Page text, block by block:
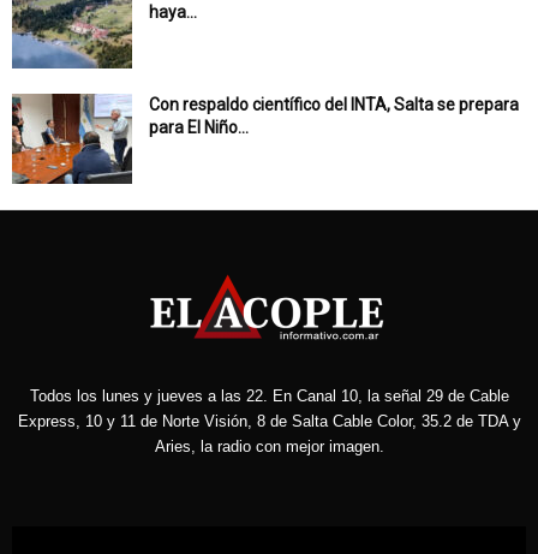
haya...
Con respaldo científico del INTA, Salta se prepara
para El Niño...
Todos los lunes y jueves a las 22. En Canal 10, la señal 29 de Cable
Express, 10 y 11 de Norte Visión, 8 de Salta Cable Color, 35.2 de TDA y
Aries, la radio con mejor imagen.